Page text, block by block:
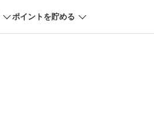
ポイントを貯める